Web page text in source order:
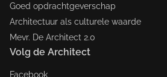
Goed opdrachtgeverschap
Architectuur als culturele waarde
Mevr. De Architect 2.0
Volg de Architect
Facebook